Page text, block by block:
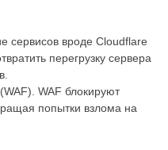
сервисов вроде Cloudflare
перегрузку сервера
WAF блокируют
попытки взлома на